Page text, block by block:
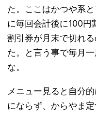
た。ここはかつや系
に毎回会計後に100円
割引券が月末で切れ
た。と言う事で毎月
な。
メニュー見ると自分
にならず、からやま